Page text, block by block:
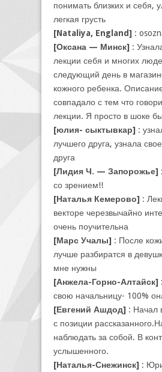
понимать близких и себя,
легкая грусть
[Nataliya, England] :
[Оксана — Минск] :
лекции себя и многих
следующий день в
кожного ребенка.
совпадало с тем что
лекции. Я просто в шоке
[юлия- сыктывкар] :
лучшего друга, узнала
друга
[Лидия Ч. — Запорожье]
со зрением!!
[Наталья Кемерово] :
векторе черезвычайно
очень поучительна
[Марс Учалы] : После
лучше разбиратся в
мне нужны
[Анжела-Горно-Алтайск]
свою начальницу- 100%
[Евгений Ашдод] : Начал
с позиции
наблюдать за собой. В
услышенного.
[Наталья-Снежинск] :